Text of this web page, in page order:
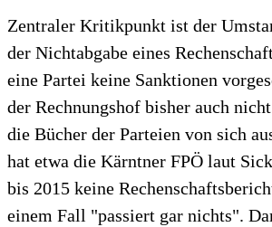
Zentraler Kritikpunkt ist der
der Nichtabgabe eines
eine Partei keine Sanktionen
der Rechnungshof bisher auch
die Bücher der Parteien von sich
hat etwa die Kärntner FPÖ laut
bis 2015 keine
einem Fall "passiert gar nichts".